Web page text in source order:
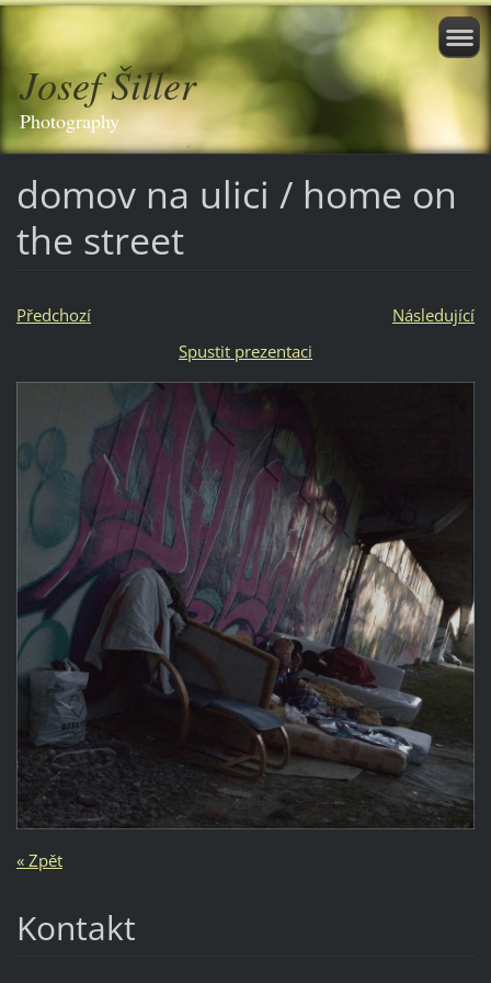
Josef Šiller
Photography
domov na ulici / home on
the street
Předchozí
Následující
Spustit prezentaci
« Zpět
Kontakt